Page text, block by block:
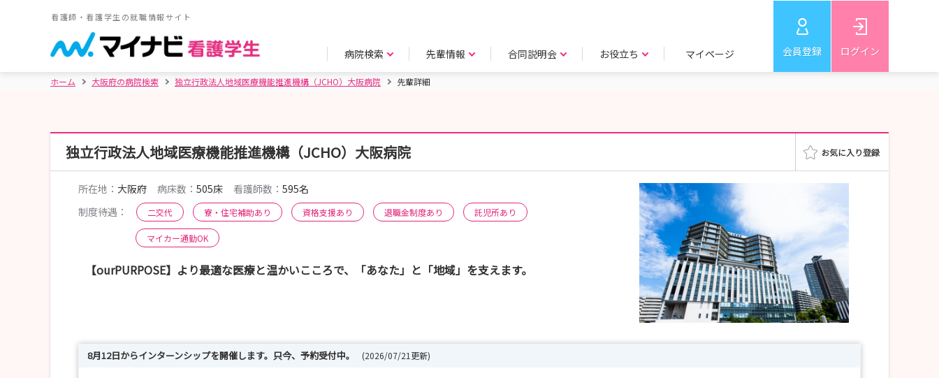
看護師・看護学生の就職情報サイト
病院検索 先輩情報 合同説明会 お役立ち マイページ 会員登録 ログイン
ホーム 大阪府の病院検索 独立行政法人地域医療機能推進機構（JCHO）大阪病院 先輩詳細
独立行政法人地域医療機能推進機構（JCHO）大阪病院
所在地： 大阪府 病床数： 505床 看護師数： 595名
制度待遇：
二交代 寮・住宅補助あり 資格支援あり 退職金制度あり 託児所あり
マイカー通勤OK
【ourPURPOSE】より最適な医療と温かいこころで、「あなた」と「地域」を支えます。
8月12日からインターンシップを開催します。只今、予約受付中。 (2026/07/21更新)